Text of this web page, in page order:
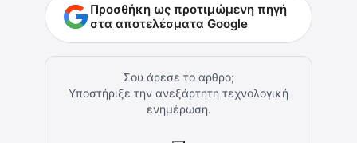
Προσθήκη ως προτιμώμενη πηγή
στα αποτελέσματα Google
Σου άρεσε το άρθρο;
Υποστήριξε την ανεξάρτητη τεχνολογική
ενημέρωση.